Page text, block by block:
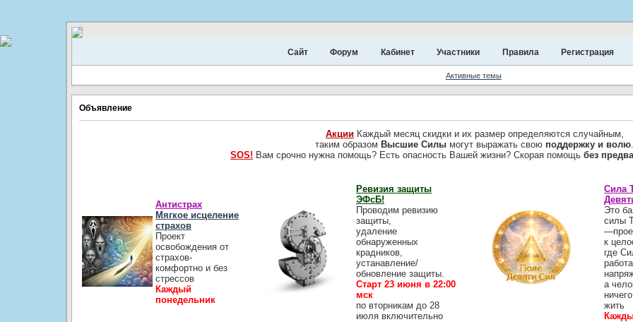
Сайт Форум Кабинет Участники Правила Регистрация
Активные темы
Объявление
АкцииКаждый месяц скидки и их размер определяются случайным,
таким образом Высшие Силы могут выражать свою поддержку и волю
SOS! Вам срочно нужна помощь? Есть опасность Вашей жизни? Скорая помощь без
Антистрах
Мягкое исцеление
страхов
Проект
освобождения от
страхов-
комфортно и без
стрессов
Каждый
понедельник
Ревизия защиты
ЭФсБ!
Проводим ревизию
защиты,
удаление
обнаруженных
крадников,
устанавление/
обновление защиты.
Старт 23 июня в 22:00
мск
по вторникам до 28
июля включительно
Сила
Это
силы
к
где
а
жить